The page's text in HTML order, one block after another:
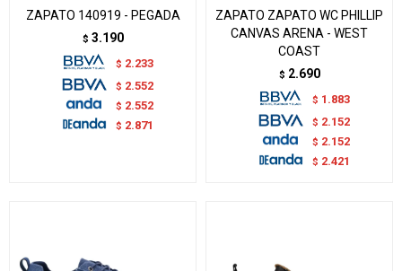
ZAPATO 140919 - PEGADA
$ 3.190
$ 2.233
$ 2.552
$ 2.552
$ 2.871
ZAPATO ZAPATO WC PHILLIP
CANVAS ARENA - WEST
COAST
$ 2.690
$ 1.883
$ 2.152
$ 2.152
$ 2.421